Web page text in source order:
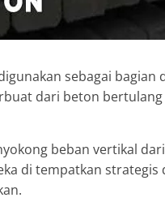
sebagai bagian
dari beton
beban vertikal
di tempatkan strategis